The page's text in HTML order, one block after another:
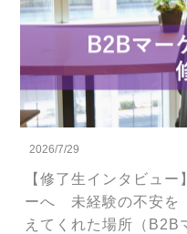
2026/7/29
【修了生インタビュ
ーへ 未経験の不安を
えてくれた場所（B2B